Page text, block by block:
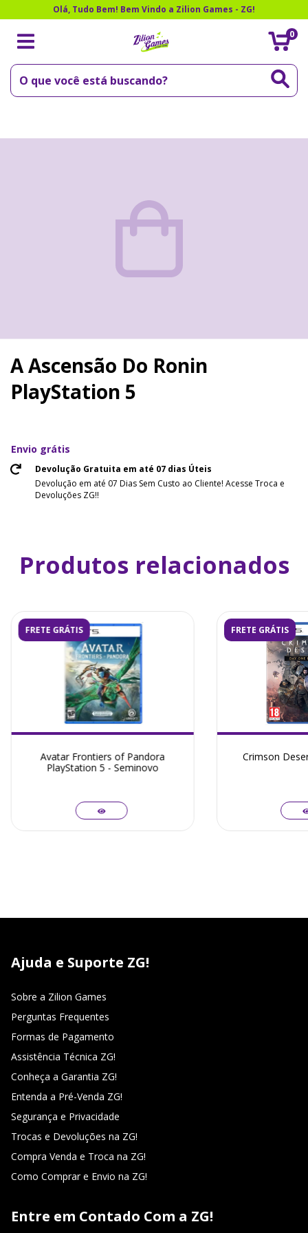
Olá, Tudo Bem! Bem Vindo a Zilion Games - ZG!
0
A Ascensão Do Ronin
PlayStation 5
Envio grátis
Devolução Gratuita em até 07 dias Úteis
Devolução em até 07 Dias Sem Custo ao Cliente! Acesse Troca e
Devoluções ZG!!
Produtos relacionados
FRETE GRÁTIS
Avatar Frontiers of Pandora
PlayStation 5 - Seminovo
FRETE GRÁTIS
Crimson
Ajuda e Suporte ZG!
Sobre a Zilion Games
Perguntas Frequentes
Formas de Pagamento
Assistência Técnica ZG!
Conheça a Garantia ZG!
Entenda a Pré-Venda ZG!
Segurança e Privacidade
Trocas e Devoluções na ZG!
Compra Venda e Troca na ZG!
Como Comprar e Envio na ZG!
Entre em Contado Com a ZG!